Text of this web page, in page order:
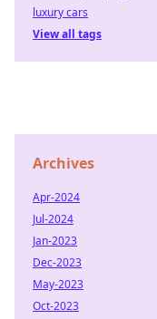
luxury cars
View all tags
Archives
Apr-2024
Jul-2024
Jan-2023
Dec-2023
May-2023
Oct-2023